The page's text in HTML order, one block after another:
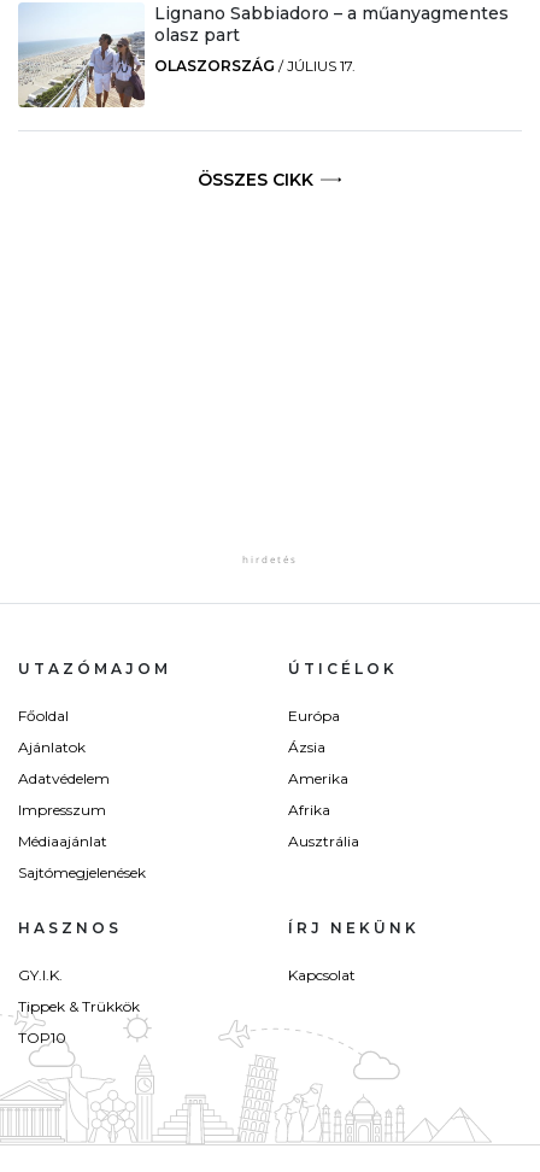
Lignano Sabbiadoro – a műanyagmentes
olasz part
OLASZORSZÁG /JÚLIUS 17.
ÖSSZES CIKK
UTAZÓMAJOM
Főoldal
Ajánlatok
Adatvédelem
Impresszum
Médiaajánlat
Sajtómegjelenések
ÚTICÉLOK
Európa
Ázsia
Amerika
Afrika
Ausztrália
HASZNOS
GY.I.K.
Tippek & Trükkök
TOP10
ÍRJ NEKÜNK
Kapcsolat